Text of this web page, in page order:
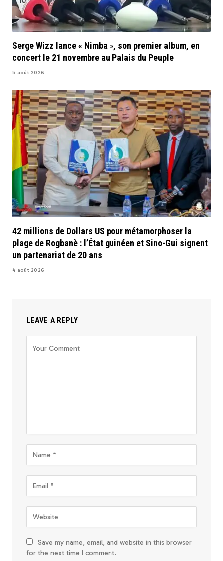
Serge Wizz lance « Nimba », son premier album, en
concert le 21 novembre au Palais du Peuple
5 août 2026
42 millions de Dollars US pour métamorphoser la
plage de Rogbanè : l’État guinéen et Sino-Gui signent
un partenariat de 20 ans
4 août 2026
LEAVE A REPLY
Save my name, email, and website in this browser
for the next time I comment.